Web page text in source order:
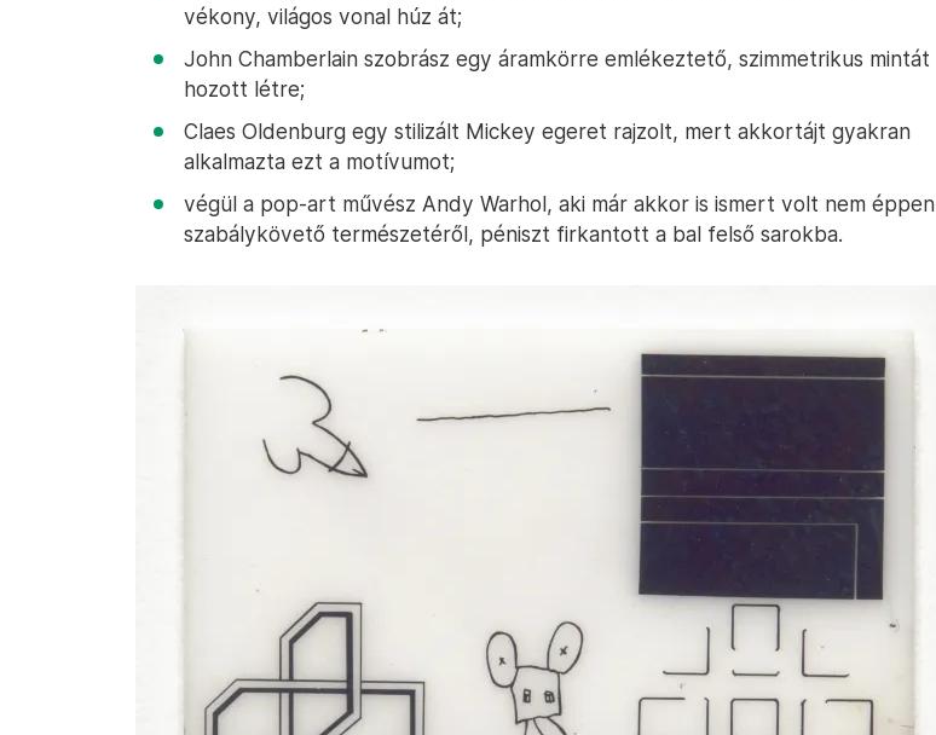
vékony, világos vonal húz át;
John Chamberlain szobrász egy áramkörre emlékeztető, szimmetrikus mintát
hozott létre;
Claes Oldenburg egy stilizált Mickey egeret rajzolt, mert akkortájt gyakran
alkalmazta ezt a motívumot;
végül a pop-art művész Andy Warhol, aki már akkor is ismert volt nem éppen
szabálykövető természetéről, péniszt firkantott a bal felső sarokba.